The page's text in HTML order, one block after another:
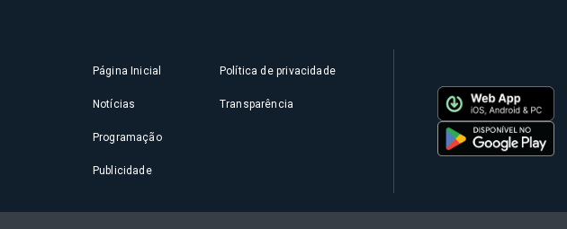
Página Inicial
Notícias
Programação
Publicidade
Política de privacidade
Transparência